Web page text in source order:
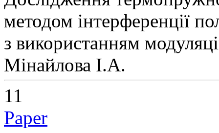
методом інтерференції
з використанням
Мінайлова І.А.
11
Paper